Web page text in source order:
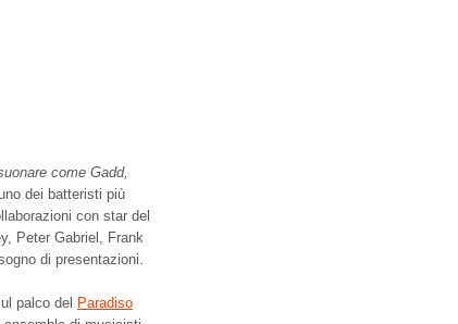
come Gadd,
dei batteristi più
con star del
Peter Gabriel, Frank
di presentazioni.
palco del Paradiso